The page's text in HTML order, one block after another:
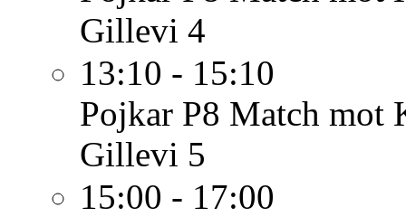
Gillevi 4
13:10 - 15:10
Pojkar P8 Match mot
Gillevi 5
15:00 - 17:00